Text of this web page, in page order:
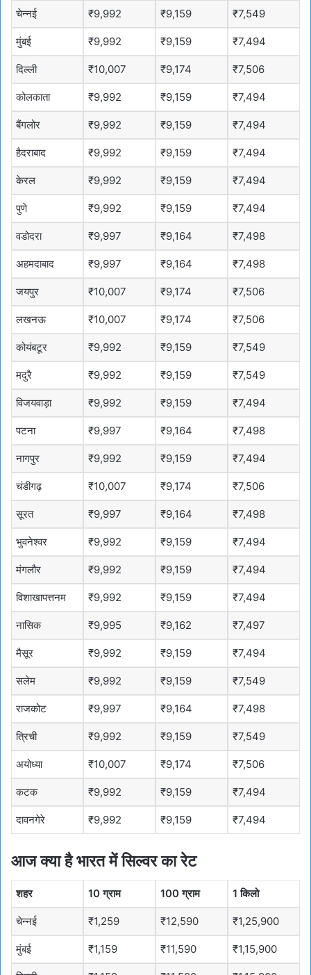
चेन्नई ₹9,992 ₹9,159 ₹7,549
मुंबई ₹9,992 ₹9,159 ₹7,494
दिल्ली ₹10,007 ₹9,174 ₹7,506
कोलकाता ₹9,992 ₹9,159 ₹7,494
बैंगलोर ₹9,992 ₹9,159 ₹7,494
हैदराबाद ₹9,992 ₹9,159 ₹7,494
केरल ₹9,992 ₹9,159 ₹7,494
पुणे ₹9,992 ₹9,159 ₹7,494
वडोदरा ₹9,997 ₹9,164 ₹7,498
अहमदाबाद ₹9,997 ₹9,164 ₹7,498
जयपुर ₹10,007 ₹9,174 ₹7,506
लखनऊ ₹10,007 ₹9,174 ₹7,506
कोयंबटूर ₹9,992 ₹9,159 ₹7,549
मदुरै ₹9,992 ₹9,159 ₹7,549
विजयवाड़ा ₹9,992 ₹9,159 ₹7,494
पटना ₹9,997 ₹9,164 ₹7,498
नागपुर ₹9,992 ₹9,159 ₹7,494
चंडीगढ़ ₹10,007 ₹9,174 ₹7,506
सूरत ₹9,997 ₹9,164 ₹7,498
भुवनेश्वर ₹9,992 ₹9,159 ₹7,494
मंगलौर ₹9,992 ₹9,159 ₹7,494
विशाखापत्तनम ₹9,992 ₹9,159 ₹7,494
नासिक ₹9,995 ₹9,162 ₹7,497
मैसूर ₹9,992 ₹9,159 ₹7,494
सलेम ₹9,992 ₹9,159 ₹7,549
राजकोट ₹9,997 ₹9,164 ₹7,498
त्रिची ₹9,992 ₹9,159 ₹7,549
अयोध्या ₹10,007 ₹9,174 ₹7,506
कटक ₹9,992 ₹9,159 ₹7,494
दावनगेरे ₹9,992 ₹9,159 ₹7,494
आज क्या है भारत में सिल्वर का रेट
शहर 10 ग्राम 100 ग्राम 1 किलो
चेन्नई ₹1,259 ₹12,590 ₹1,25,900
मुंबई ₹1,159 ₹11,590 ₹1,15,900